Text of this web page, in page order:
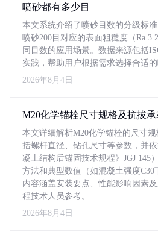
喷砂都有多少目
本文系统介绍了喷砂目数的分级标
喷砂200目对应的表面粗糙度（Ra
同目数的应用场景。数据来源包括
实践，帮助用户根据需求选择合适的
2026年8月4日
M20化学锚栓尺寸规格及抗拔
本文详细解析M20化学锚栓的尺寸
括螺杆直径、钻孔尺寸等参数，并
凝土结构后锚固技术规程》JGJ 145
方法和典型数值（如混凝土强度C30
内容涵盖安装要点、性能影响因素
程技术人员参考。
2026年8月4日